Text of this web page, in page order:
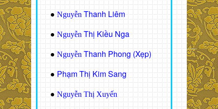
● Nguyễn Thanh Liêm
● Nguyễn Thị Kiều Nga
● Nguyễn Thanh Phong (Xẹp)
● Phạm Thị Kim Sang
● Nguyễn Thị Xuyến